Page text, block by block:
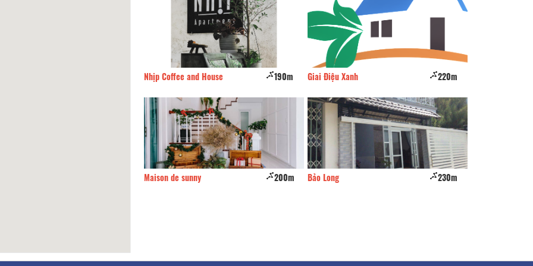
Nhịp Coffee and House 190m
Maison de sunny 200m
Giai Điệu Xanh 220m
Bảo Long 230m